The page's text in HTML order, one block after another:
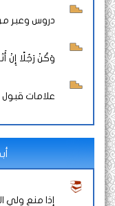
دروس وعبر من
وَكُنْ رَجُلًا إِنْ أَتَوْا
علامات قبول العمل
إذا منع ولي